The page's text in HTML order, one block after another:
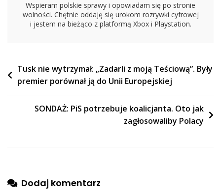
Wspieram polskie sprawy i opowiadam się po stronie
wolności. Chętnie oddaję się urokom rozrywki cyfrowej
i jestem na bieżąco z platformą Xbox i Playstation.
Nawigacja
wpisu
Tusk nie wytrzymał: „Zadarli z moją Teściową”. Były
premier porównał ją do Unii Europejskiej
SONDAŻ: PiS potrzebuje koalicjanta. Oto jak
zagłosowaliby Polacy
Dodaj komentarz